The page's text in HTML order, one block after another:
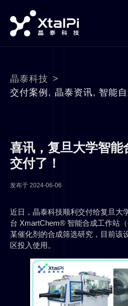
晶泰科技 >
交付案例 , 晶泰资讯, 智能
喜讯，复旦大学智能
交付了！
发布于 2024-06-06
近日，晶泰科技顺利交付给复旦大
台 XmartChem® 智能合成工作站
某催化剂的合成筛选研究，目前该
区投入使用。